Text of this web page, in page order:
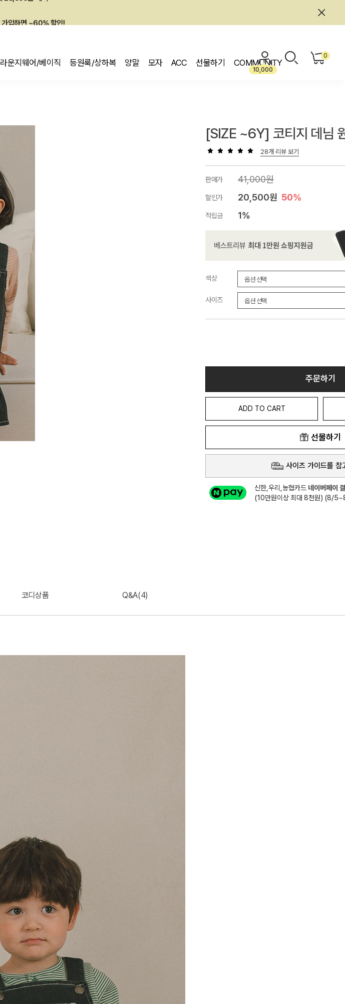
라운지웨어/베이직 등원룩/상하복 양말 모자 ACC 선물하기 COMMUNITY
10,000
0
[SIZE ~6Y] 코티지 데님
28개 리뷰 보기
판매가 41,000원
할인가 20,500원 50%
적립금 1%
색상
사이즈
주문하기
ADD TO CART
선물하기
사이즈 가이드를 참
신한,우리,농협카드 네이버페이
(10만원이상 최대 8천원) (8/
코디상품 Q&A(4)